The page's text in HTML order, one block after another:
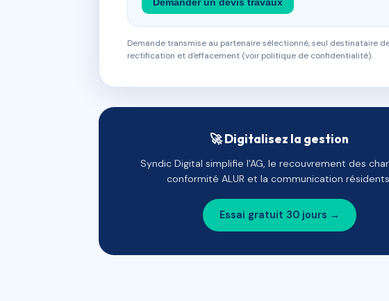
Demander un devis travaux
Demande transmise au partenaire sélectionné, seul destinataire
rectification et d'effacement (voir politique de confidentialité).
🚀 Digitalisez la gestion
Syndic Digital simplifie l'AG, le recouvrement des
conformité ALUR et la communication
Essai gratuit 30 jours →